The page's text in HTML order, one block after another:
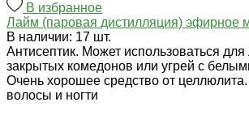
В избранное
Лайм (паровая дистилляция) эфирное
В наличии: 17 шт.
Антисептик. Может использоваться для
закрытых комедонов или угрей с
Очень хорошее средство от целлюлита.
волосы и ногти